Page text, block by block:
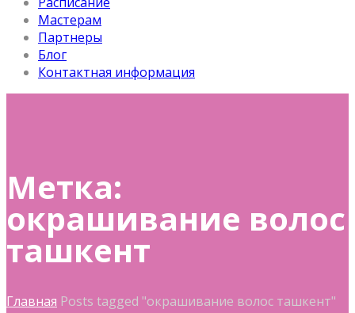
Мастерам
Партнеры
Блог
Контактная информация
Метка:
окрашивание волос
ташкент
Главная Posts tagged "окрашивание волос ташкент"